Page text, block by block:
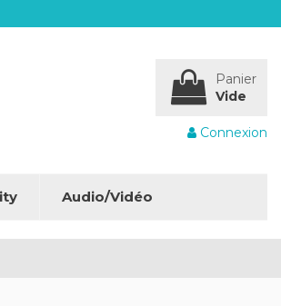
Panier
Vide
Connexion
Audio/Vidéo